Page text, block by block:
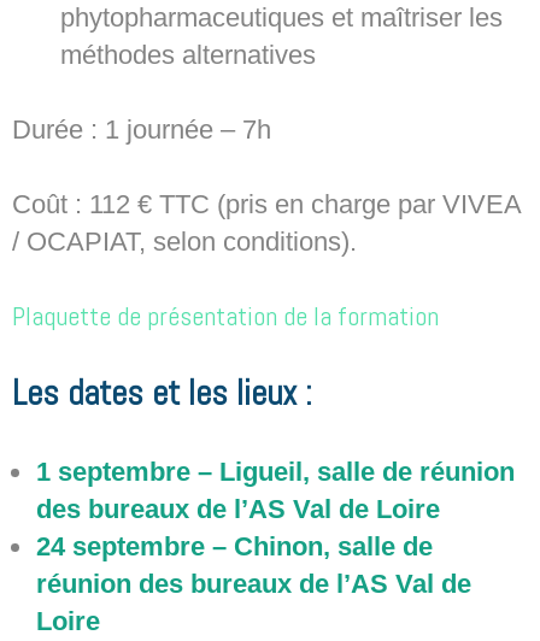
phytopharmaceutiques et maîtriser les
méthodes alternatives
Durée : 1 journée – 7h
Coût : 112 € TTC (pris en charge par VIVEA
/ OCAPIAT, selon conditions).
Plaquette de présentation de la formation
Les dates et les lieux :
1 septembre – Ligueil, salle de réunion
des bureaux de l’AS Val de Loire
24 septembre – Chinon, salle de
réunion des bureaux de l’AS Val de
Loire